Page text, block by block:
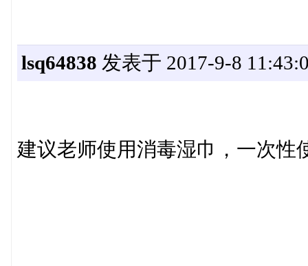
lsq64838 发表于 2017-9-8
建议老师使用消毒湿巾，一次性